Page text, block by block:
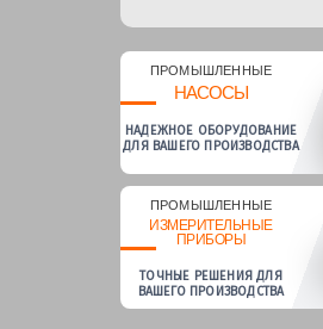
ПРОМЫШЛЕННЫЕ
НАСОСЫ
НАДЕЖНОЕ ОБОРУДОВАНИЕ
ДЛЯ ВАШЕГО ПРОИЗВОДСТВА
ПРОМЫШЛЕННЫЕ
ИЗМЕРИТЕЛЬНЫЕ
ПРИБОРЫ
ТОЧНЫЕ РЕШЕНИЯ ДЛЯ
ВАШЕГО ПРОИЗВОДСТВА